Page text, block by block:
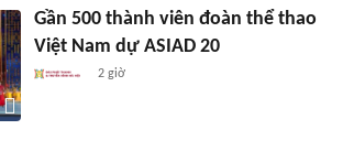
Gần 500 thành viên đoàn thể thao
Việt Nam dự ASIAD 20
2 giờ